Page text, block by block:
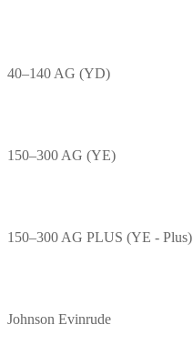
40–140 AG (YD)
150–300 AG (YE)
150–300 AG PLUS (YE - Plus)
Johnson Evinrude